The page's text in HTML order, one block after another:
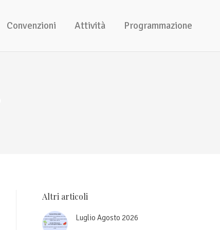
Convenzioni Attività Programmazione
Altri articoli
Luglio Agosto 2026